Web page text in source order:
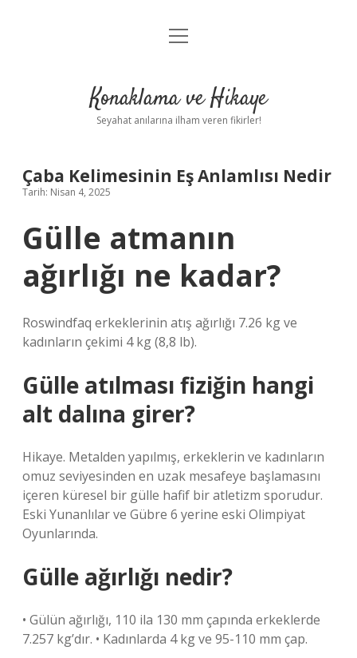
Anasayfa
Yasal Uyarı
menüyü
Konaklama ve Hikaye
Seyahat anılarına ilham veren fikirler!
Çaba Kelimesinin Eş Anlamlısı Nedir
Tarih: Nisan 4, 2025
Gülle atmanın
ağırlığı ne kadar?
Roswindfaq erkeklerinin atış ağırlığı 7.26 kg ve
kadınların çekimi 4 kg (8,8 lb).
Gülle atılması fiziğin hangi
alt dalına girer?
Hikaye. Metalden yapılmış, erkeklerin ve kadınların
omuz seviyesinden en uzak mesafeye başlamasını
içeren küresel bir gülle hafif bir atletizm sporudur.
Eski Yunanlılar ve Gübre 6 yerine eski Olimpiyat
Oyunlarında.
Gülle ağırlığı nedir?
• Gülün ağırlığı, 110 ila 130 mm çapında erkeklerde
7.257 kg’dır. • Kadınlarda 4 kg ve 95-110 mm çap.